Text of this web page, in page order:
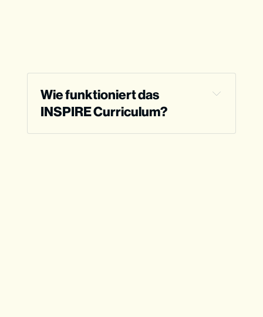
Wie funktioniert das
INSPIRE Curriculum?